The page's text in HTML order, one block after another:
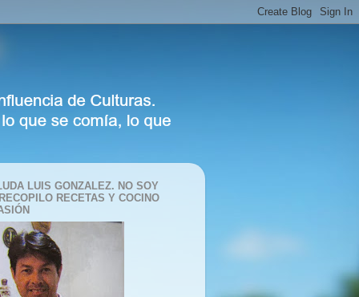
LUIS GONZALEZ. NO SOY
RECETAS Y COCINO